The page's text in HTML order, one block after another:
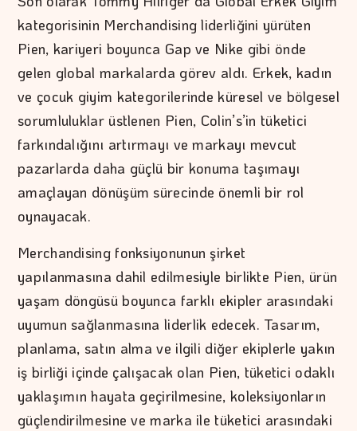
kategorisinin Merchandising liderliğini yürüten
Pien, kariyeri boyunca Gap ve Nike gibi önde
gelen global markalarda görev aldı. Erkek, kadın
ve çocuk giyim kategorilerinde küresel ve bölgesel
sorumluluklar üstlenen Pien, Colin’s’in tüketici
farkındalığını artırmayı ve markayı mevcut
pazarlarda daha güçlü bir konuma taşımayı
amaçlayan dönüşüm sürecinde önemli bir rol
oynayacak.
Merchandising fonksiyonunun şirket
yapılanmasına dahil edilmesiyle birlikte Pien, ürün
yaşam döngüsü boyunca farklı ekipler arasındaki
uyumun sağlanmasına liderlik edecek. Tasarım,
planlama, satın alma ve ilgili diğer ekiplerle yakın
iş birliği içinde çalışacak olan Pien, tüketici odaklı
yaklaşımın hayata geçirilmesine, koleksiyonların
güçlendirilmesine ve marka ile tüketici arasındaki